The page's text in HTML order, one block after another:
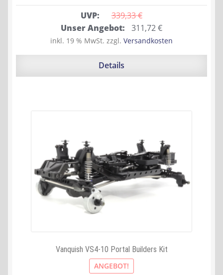
UVP: 339,33 €
Ursprünglicher
Preis
war:
Unser Angebot: 311,72€Aktueller
Preis
ist:
inkl. 19 % MwSt. zzgl. Versandkosten
Details
Vanquish VS4-10 Portal Builders Kit
ANGEBOT!